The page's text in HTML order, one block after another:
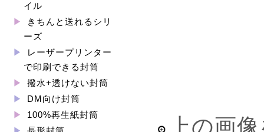
イル
きちんと送れるシリ
ーズ
レーザープリンター
で印刷できる封筒
撥水+透けない封筒
DM向け封筒
100%再生紙封筒
上の画